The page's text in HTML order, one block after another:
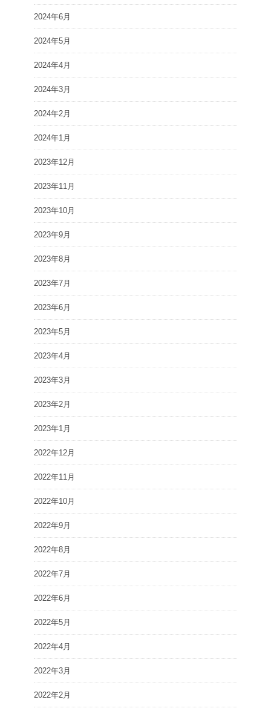
2024年6月
2024年5月
2024年4月
2024年3月
2024年2月
2024年1月
2023年12月
2023年11月
2023年10月
2023年9月
2023年8月
2023年7月
2023年6月
2023年5月
2023年4月
2023年3月
2023年2月
2023年1月
2022年12月
2022年11月
2022年10月
2022年9月
2022年8月
2022年7月
2022年6月
2022年5月
2022年4月
2022年3月
2022年2月